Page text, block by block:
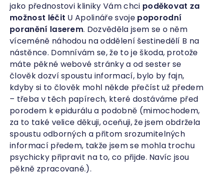
jako přednostovi kliniky Vám chci poděkovat za
možnost léčit U Apolináře svoje poporodní
poranění laserem. Dozvěděla jsem se o něm
víceméně náhodou na oddělení šestinedělí B na
nástěnce. Domnívám se, že to je škoda, protože
máte pěkné webové stránky a od sester se
člověk dozví spoustu informací, bylo by fajn,
kdyby si to člověk mohl někde přečíst už předem
– třeba v těch papírech, které dostáváme před
porodem k epidurálu a podobně (mimochodem,
za to také velice děkuji, oceňuji, že jsem obdržela
spoustu odborných a přitom srozumitelných
informací předem, takže jsem se mohla trochu
psychicky připravit na to, co přijde. Navíc jsou
pěkně zpracované.).